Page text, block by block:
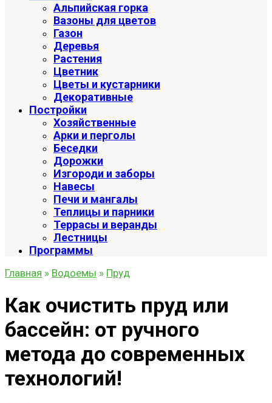
Альпийская горка
Вазоны для цветов
Газон
Деревья
Растения
Цветник
Цветы и кустарники
Декоративные
Постройки
Хозяйственные
Арки и перголы
Беседки
Дорожки
Изгороди и заборы
Навесы
Печи и мангалы
Теплицы и парники
Террасы и веранды
Лестницы
Программы
Главная » Водоемы » Пруд
Как очистить пруд или
бассейн: от ручного
метода до современных
технологий!